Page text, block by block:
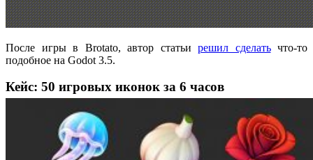
После игры в Brotato, автор статьи решил сделатьчто-то
подобное на Godot 3.5.
Кейс: 50 игровых иконок за 6 часов